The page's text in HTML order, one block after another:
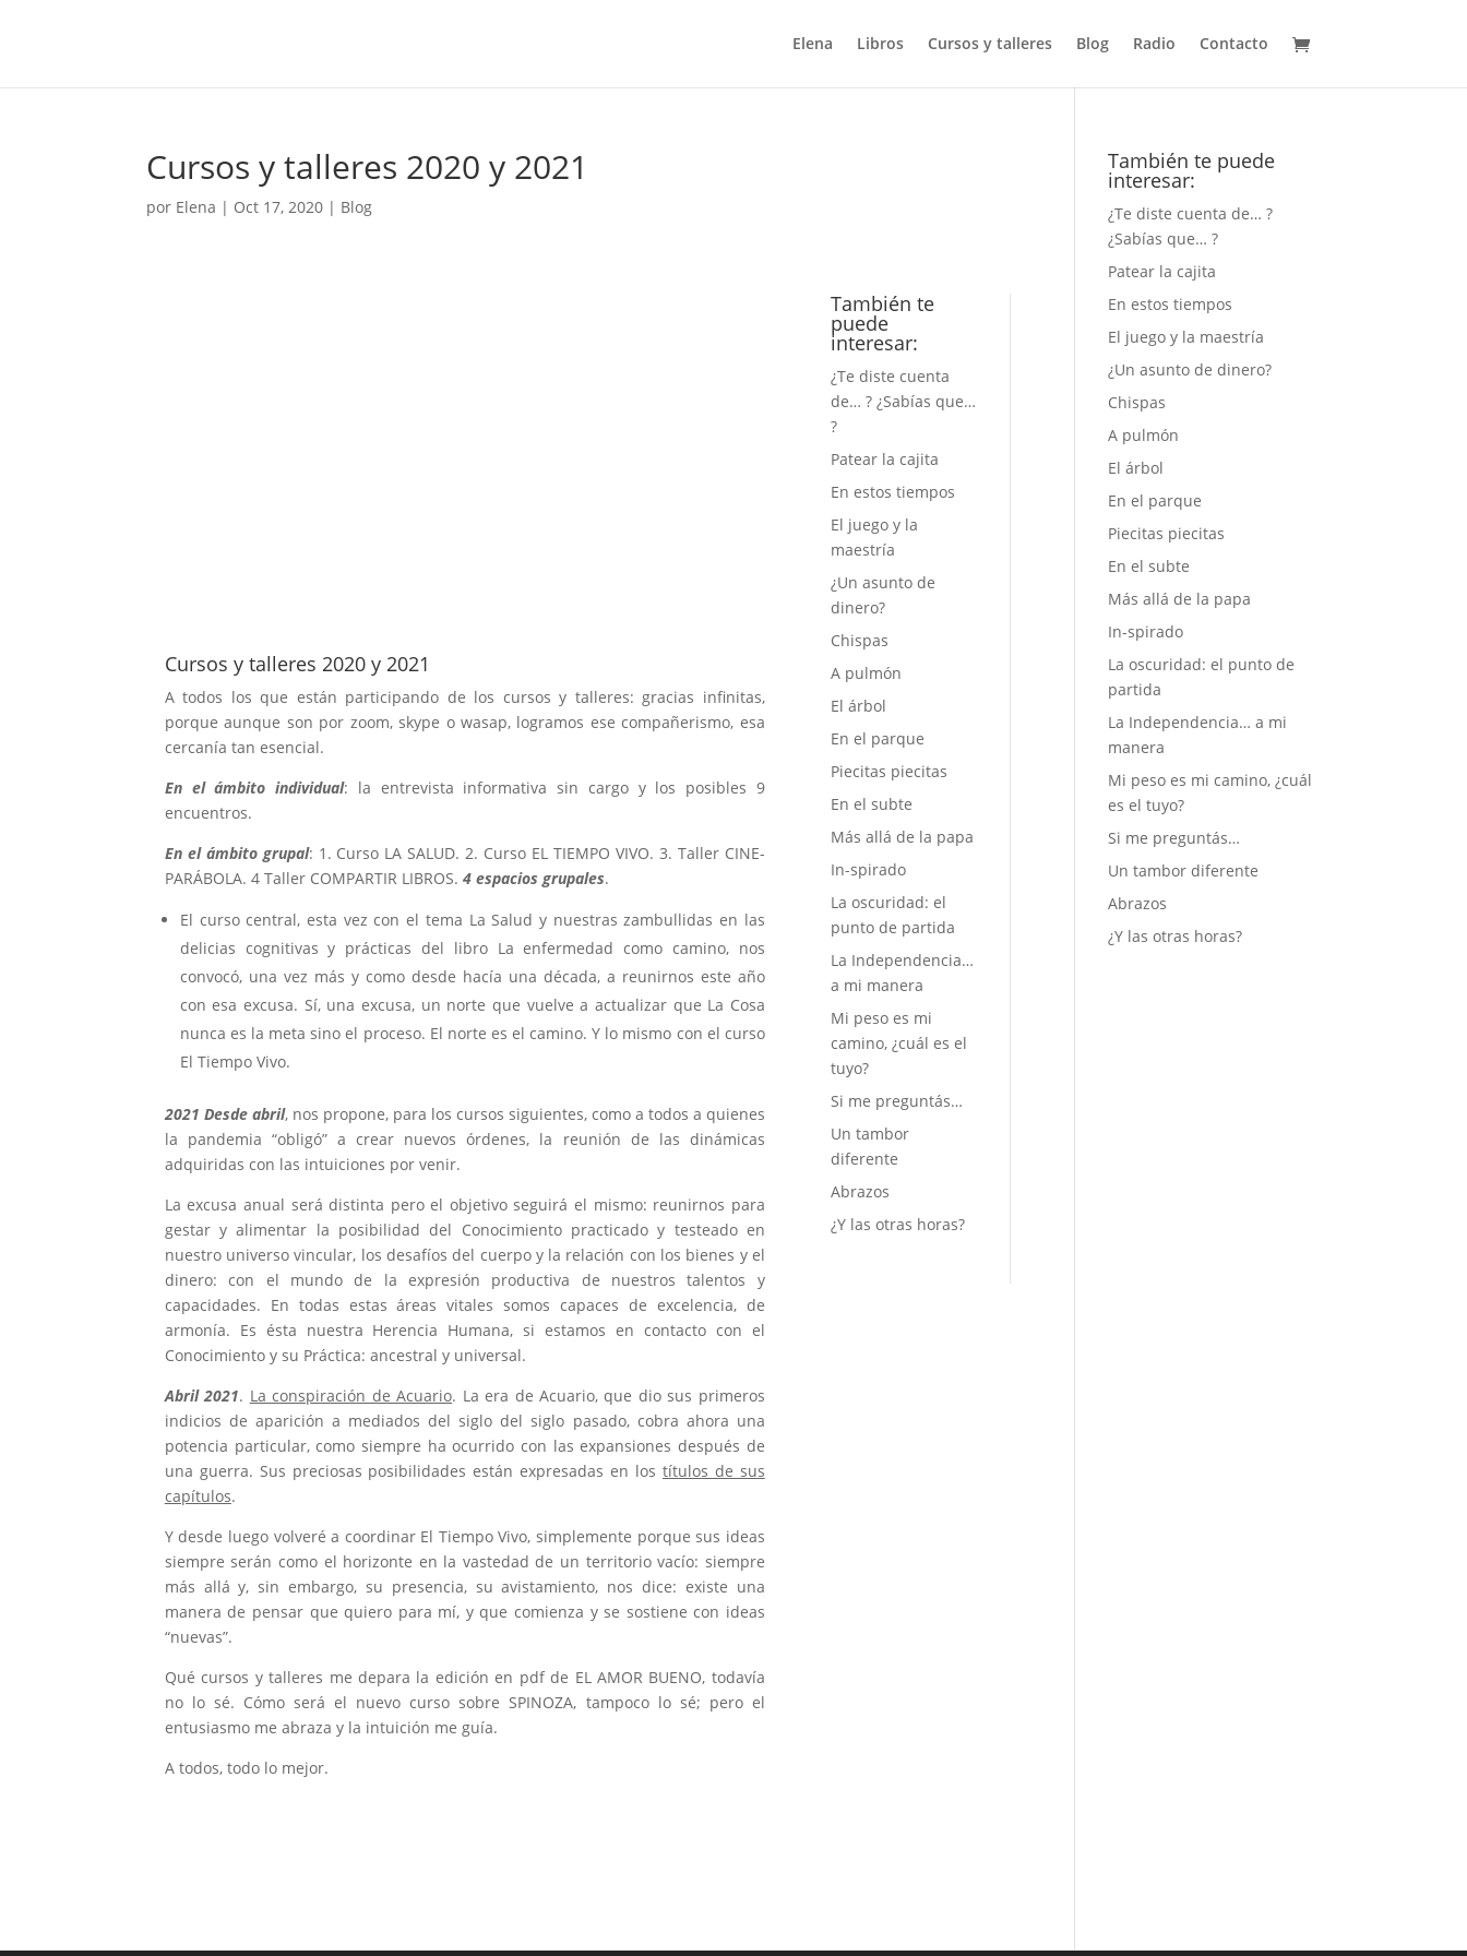
Elena Libros Cursos y talleres Blog Radio Contacto
Cursos y talleres 2020 y 2021
por Elena | Oct 17, 2020 | Blog
Cursos y talleres 2020 y 2021
A todos los que están participando de los cursos y talleres: gracias infinitas,
porque aunque son por zoom, skype o wasap, logramos ese compañerismo, esa
cercanía tan esencial.
En el ámbito individual: la entrevista informativa sin cargo y los posibles 9
encuentros.
En el ámbito grupal: 1. Curso LA SALUD. 2. Curso EL TIEMPO VIVO. 3. Taller CINE-
PARÁBOLA. 4 Taller COMPARTIR LIBROS. 4 espacios grupales.
El curso central, esta vez con el tema La Salud y nuestras zambullidas en las
delicias cognitivas y prácticas del libro La enfermedad como camino, nos
convocó, una vez más y como desde hacía una década, a reunirnos este año
con esa excusa. Sí, una excusa, un norte que vuelve a actualizar que La Cosa
nunca es la meta sino el proceso. El norte es el camino. Y lo mismo con el curso
El Tiempo Vivo.
2021 Desde abril, nos propone, para los cursos siguientes, como a todos a quienes
la pandemia “obligó” a crear nuevos órdenes, la reunión de las dinámicas
adquiridas con las intuiciones por venir.
La excusa anual será distinta pero el objetivo seguirá el mismo: reunirnos para
gestar y alimentar la posibilidad del Conocimiento practicado y testeado en
nuestro universo vincular, los desafíos del cuerpo y la relación con los bienes y el
dinero: con el mundo de la expresión productiva de nuestros talentos y
capacidades. En todas estas áreas vitales somos capaces de excelencia, de
armonía. Es ésta nuestra Herencia Humana, si estamos en contacto con el
Conocimiento y su Práctica: ancestral y universal.
Abril 2021. La conspiración de Acuario. La era de Acuario, que dio sus primeros
indicios de aparición a mediados del siglo del siglo pasado, cobra ahora una
potencia particular, como siempre ha ocurrido con las expansiones después de
una guerra. Sus preciosas posibilidades están expresadas en los títulos de sus
capítulos.
Y desde luego volveré a coordinar El Tiempo Vivo, simplemente porque sus ideas
siempre serán como el horizonte en la vastedad de un territorio vacío: siempre
más allá y, sin embargo, su presencia, su avistamiento, nos dice: existe una
manera de pensar que quiero para mí, y que comienza y se sostiene con ideas
“nuevas”.
Qué cursos y talleres me depara la edición en pdf de EL AMOR BUENO, todavía
no lo sé. Cómo será el nuevo curso sobre SPINOZA, tampoco lo sé; pero el
entusiasmo me abraza y la intuición me guía.
A todos, todo lo mejor.
También te
puede
interesar:
¿Te diste cuenta
de… ? ¿Sabías que…
?
Patear la cajita
En estos tiempos
El juego y la
maestría
¿Un asunto de
dinero?
Chispas
A pulmón
El árbol
En el parque
Piecitas piecitas
En el subte
Más allá de la papa
In-spirado
La oscuridad: el
punto de partida
La Independencia…
a mi manera
Mi peso es mi
camino, ¿cuál es el
tuyo?
Si me preguntás…
Un tambor
diferente
Abrazos
¿Y las otras horas?
También te puede
interesar:
¿Te diste cuenta de… ?
¿Sabías que… ?
Patear la cajita
En estos tiempos
El juego y la maestría
¿Un asunto de dinero?
Chispas
A pulmón
El árbol
En el parque
Piecitas piecitas
En el subte
Más allá de la papa
In-spirado
La oscuridad: el punto de
partida
La Independencia… a mi
manera
Mi peso es mi camino, ¿cuál
es el tuyo?
Si me preguntás…
Un tambor diferente
Abrazos
¿Y las otras horas?